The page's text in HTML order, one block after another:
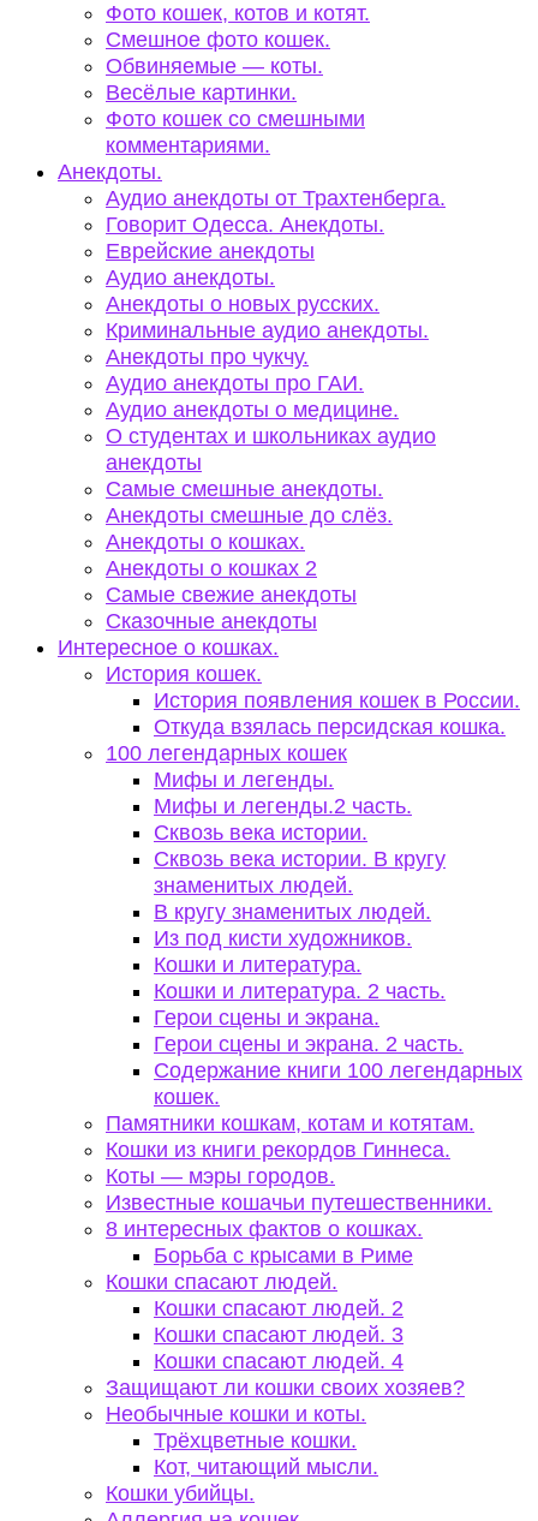
Фото кошек, котов и котят.
Смешное фото кошек.
Обвиняемые — коты.
Весёлые картинки.
Фото кошек со смешными
комментариями.
Анекдоты.
Аудио анекдоты от Трахтенберга.
Говорит Одесса. Анекдоты.
Еврейские анекдоты
Аудио анекдоты.
Анекдоты о новых русских.
Криминальные аудио анекдоты.
Анекдоты про чукчу.
Аудио анекдоты про ГАИ.
Аудио анекдоты о медицине.
О студентах и школьниках аудио
анекдоты
Самые смешные анекдоты.
Анекдоты смешные до слёз.
Анекдоты о кошках.
Анекдоты о кошках 2
Самые свежие анекдоты
Сказочные анекдоты
Интересное о кошках.
История кошек.
История появления кошек в России.
Откуда взялась персидская кошка.
100 легендарных кошек
Мифы и легенды.
Мифы и легенды.2 часть.
Сквозь века истории.
Сквозь века истории. В кругу
знаменитых людей.
В кругу знаменитых людей.
Из под кисти художников.
Кошки и литература.
Кошки и литература. 2 часть.
Герои сцены и экрана.
Герои сцены и экрана. 2 часть.
Содержание книги 100 легендарных
кошек.
Памятники кошкам, котам и котятам.
Кошки из книги рекордов Гиннеса.
Коты — мэры городов.
Известные кошачьи путешественники.
8 интересных фактов о кошках.
Борьба с крысами в Риме
Кошки спасают людей.
Кошки спасают людей. 2
Кошки спасают людей. 3
Кошки спасают людей. 4
Защищают ли кошки своих хозяев?
Необычные кошки и коты.
Трёхцветные кошки.
Кот, читающий мысли.
Кошки убийцы.